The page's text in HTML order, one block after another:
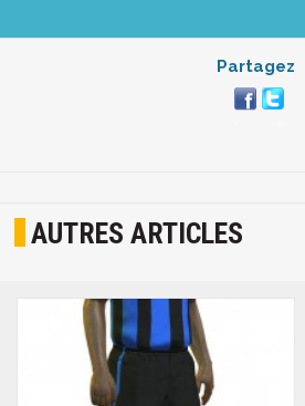
Partagez
AUTRES ARTICLES